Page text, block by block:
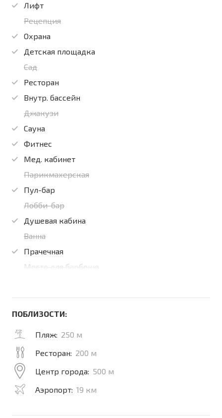
Лифт
Рецепция
Охрана
Детская площадка
Сад
Ресторан
Внутр. бассейн
Джакузи
Сауна
Фитнес
Мед. кабинет
Парикмахерская
Пул-бар
Лобби-бар
Душевая кабина
Ванна
Прачечная
Место для барбекю
ПОБЛИЗОСТИ:
Пляж: 250 м
Ресторан: 200 м
Центр города: 500 м
Аэропорт: 19 км